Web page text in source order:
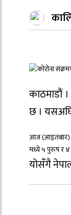
काठमाडौं
छ ।
आज (आइतबार)
मध्ये ५ पुरुष र ४
योसँगै